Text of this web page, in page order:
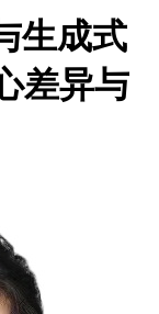
生成式
差异与